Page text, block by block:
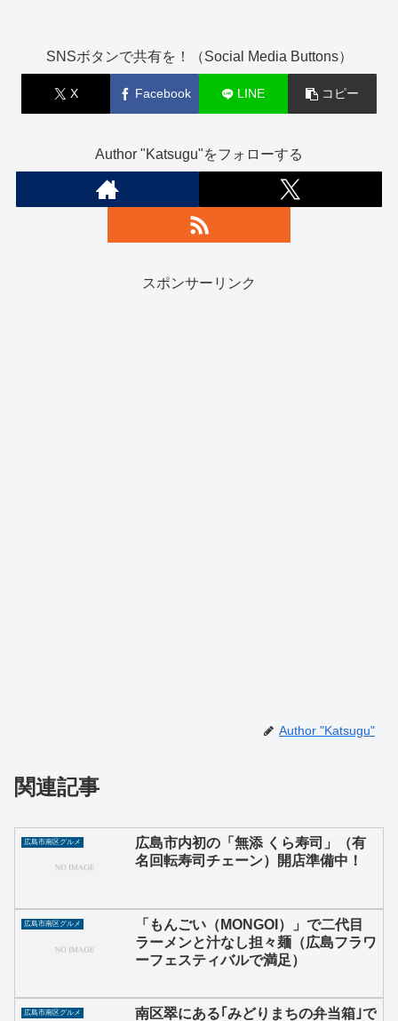
SNSボタンで共有を！（Social Media Buttons）
X Facebook LINE コピー
Author "Katsugu"をフォローする
スポンサーリンク
Author "Katsugu"
関連記事
広島市南区グルメ
広島市内初の「無添 くら寿司」（有
名回転寿司チェーン）開店準備中！
広島市南区グルメ
「もんごい（MONGOI）」で二代目
ラーメンと汁なし担々麺（広島フラワ
ーフェスティバルで満足）
広島市南区グルメ
南区翠にある｢みどりまちの弁当箱｣で